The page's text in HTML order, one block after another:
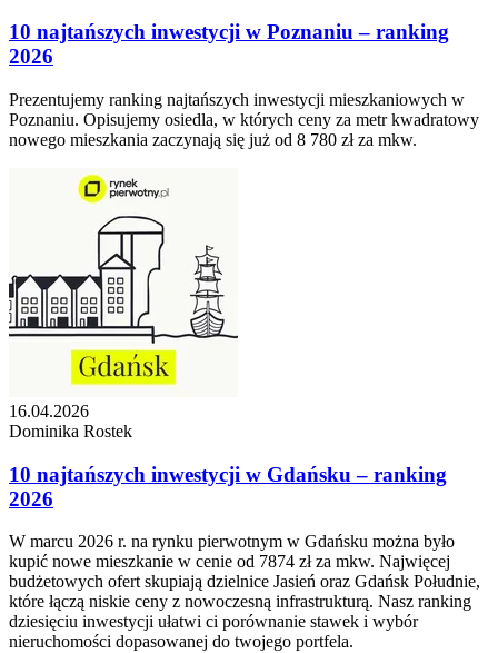
10 najtańszych inwestycji w Poznaniu – ranking
2026
Prezentujemy ranking najtańszych inwestycji mieszkaniowych w
Poznaniu. Opisujemy osiedla, w których ceny za metr kwadratowy
nowego mieszkania zaczynają się już od 8 780 zł za mkw.
16.04.2026
Dominika Rostek
10 najtańszych inwestycji w Gdańsku – ranking
2026
W marcu 2026 r. na rynku pierwotnym w Gdańsku można było
kupić nowe mieszkanie w cenie od 7874 zł za mkw. Najwięcej
budżetowych ofert skupiają dzielnice Jasień oraz Gdańsk Południe,
które łączą niskie ceny z nowoczesną infrastrukturą. Nasz ranking
dziesięciu inwestycji ułatwi ci porównanie stawek i wybór
nieruchomości dopasowanej do twojego portfela.